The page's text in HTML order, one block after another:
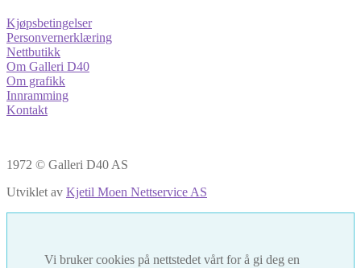
Kjøpsbetingelser
Personvernerklæring
Nettbutikk
Om Galleri D40
Om grafikk
Innramming
Kontakt
1972 © Galleri D40 AS
Utviklet av Kjetil Moen Nettservice AS
Vi bruker cookies på nettstedet vårt for å gi deg en